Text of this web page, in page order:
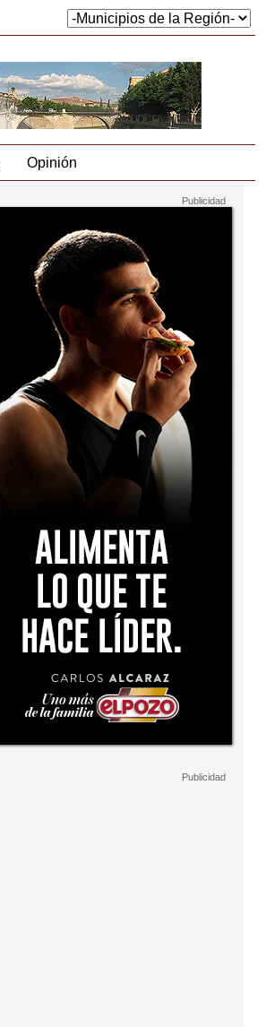
Opinión